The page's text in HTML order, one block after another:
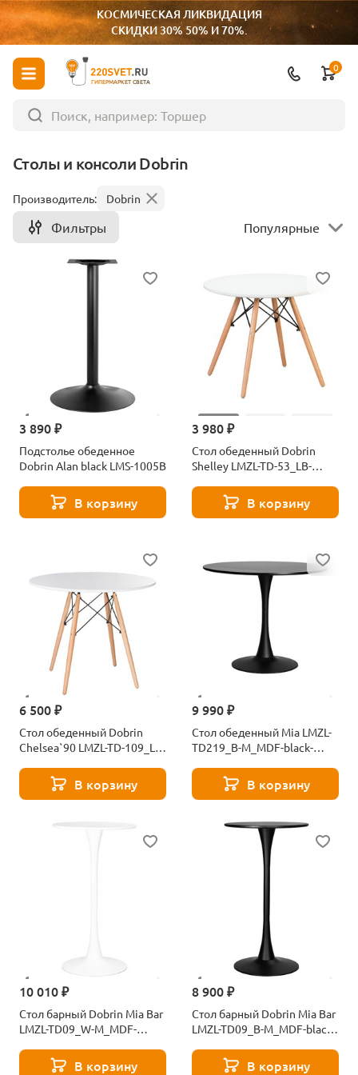
КОСМИЧЕСКАЯ ЛИКВИДАЦИЯ
СКИДКИ 30% 50% И 70%.
ГИПЕРМАРКЕТ СВЕТА
0
Столы и консоли Dobrin
Производитель: Dobrin
Фильтры Популярные
3 890 ₽
Подстолье обеденное
Dobrin Alan black LMS-1005B
В корзину
3 980 ₽
Стол обеденный Dobrin
Shelley LMZL-TD-53_LB-
В корзину
6 500 ₽
Стол обеденный Dobrin
Chelsea`90 LMZL-TD-109_LB-
В корзину
9 990 ₽
Стол обеденный Mia LMZL-
TD219_B-M_MDF-black-
В корзину
10 010 ₽
Стол барный Dobrin Mia Bar
LMZL-TD09_W-M_MDF-
В корзину
8 900 ₽
Стол барный Dobrin Mia Bar
LMZL-TD09_B-M_MDF-black-
В корзину